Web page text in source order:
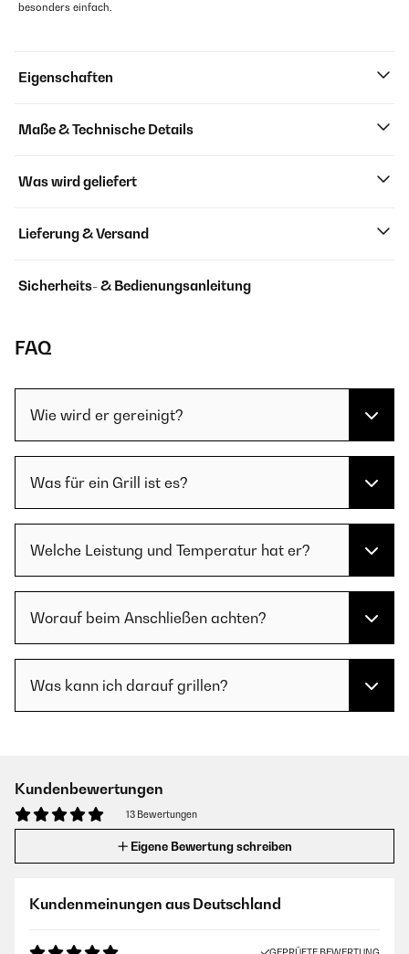
besonders einfach.
Eigenschaften
Maße & Technische Details
Was wird geliefert
Lieferung & Versand
Sicherheits- & Bedienungsanleitung
FAQ
Wie wird er gereinigt?
Was für ein Grill ist es?
Welche Leistung und Temperatur hat er?
Worauf beim Anschließen achten?
Was kann ich darauf grillen?
Kundenbewertungen
13 Bewertungen
Eigene Bewertung schreiben
Kundenmeinungen aus Deutschland